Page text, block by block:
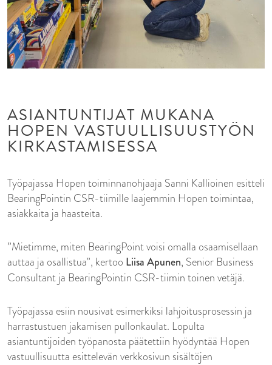
ASIANTUNTIJAT MUKANA
HOPEN VASTUULLISUUSTYÖN
KIRKASTAMISESSA
Työpajassa Hopen toiminnanohjaaja Sanni Kallioinen esitteli
BearingPointin CSR-tiimille laajemmin Hopen toimintaa,
asiakkaita ja haasteita.
”Mietimme, miten BearingPoint voisi omalla osaamisellaan
auttaa ja osallistua”, kertoo Liisa Apunen, Senior Business
Consultant ja BearingPointin CSR-tiimin toinen vetäjä.
Työpajassa esiin nousivat esimerkiksi lahjoitusprosessin ja
harrastustuen jakamisen pullonkaulat. Lopulta
asiantuntijoiden työpanosta päätettiin hyödyntää Hopen
vastuullisuutta esittelevän verkkosivun sisältöjen